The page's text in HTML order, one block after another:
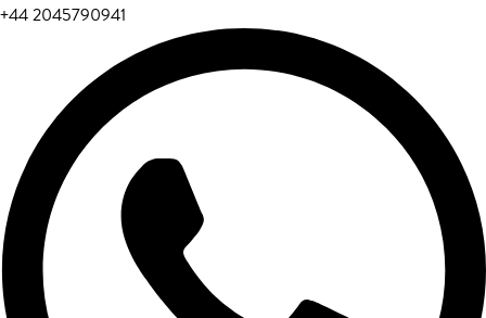
+44 2045790941